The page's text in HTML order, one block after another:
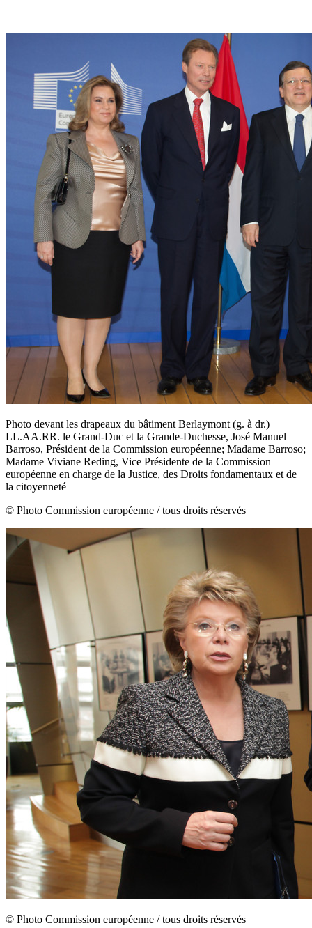
Photo devant les drapeaux du bâtiment Berlaymont (g. à dr.)
LL.AA.RR. le Grand-Duc et la Grande-Duchesse, José Manuel
Barroso, Président de la Commission européenne; Madame Barroso;
Madame Viviane Reding, Vice Présidente de la Commission
européenne en charge de la Justice, des Droits fondamentaux et de
la citoyenneté
© Photo Commission européenne / tous droits réservés
© Photo Commission européenne / tous droits réservés